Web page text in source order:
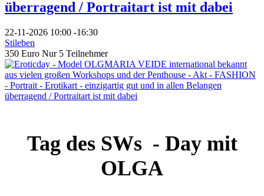
überragend / Portraitart ist mit dabei
22-11-2026 10:00 -16:30
Stileben
350 Euro Nur 5 Teilnehmer
Tag des SWs - Day mit
OLGA